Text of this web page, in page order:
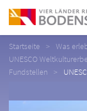
Startseite Was
UNESCO Weltkulturerbe
Fundstellen